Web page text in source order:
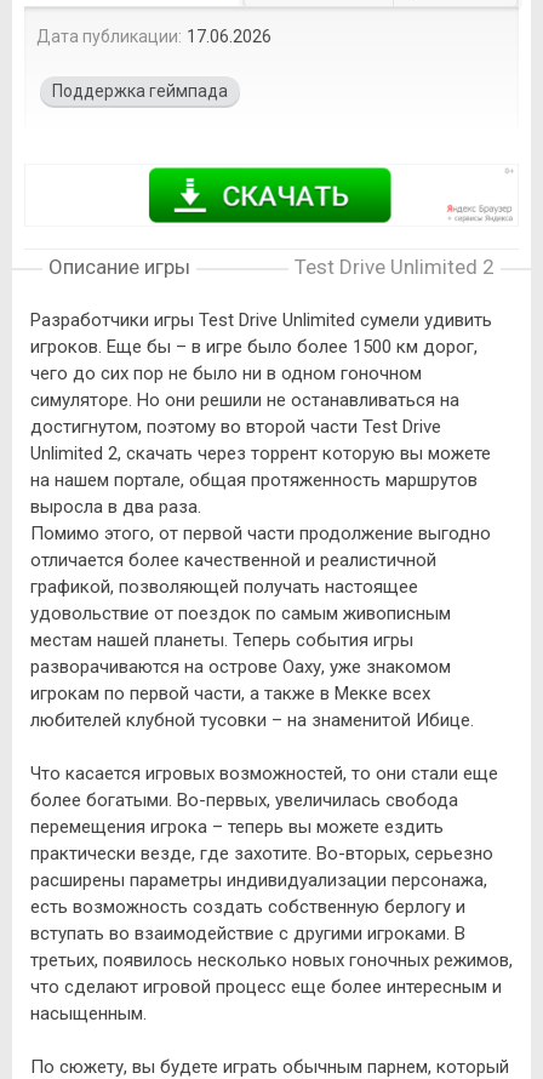
Дата публикации: 17.06.2026
Поддержка геймпада
Описание игры Test Drive Unlimited 2
Разработчики игры Test Drive Unlimited сумели удивить
игроков. Еще бы – в игре было более 1500 км дорог,
чего до сих пор не было ни в одном гоночном
симуляторе. Но они решили не останавливаться на
достигнутом, поэтому во второй части Test Drive
Unlimited 2, скачать через торрент которую вы можете
на нашем портале, общая протяженность маршрутов
выросла в два раза.
Помимо этого, от первой части продолжение выгодно
отличается более качественной и реалистичной
графикой, позволяющей получать настоящее
удовольствие от поездок по самым живописным
местам нашей планеты. Теперь события игры
разворачиваются на острове Оаху, уже знакомом
игрокам по первой части, а также в Мекке всех
любителей клубной тусовки – на знаменитой Ибице.
Что касается игровых возможностей, то они стали еще
более богатыми. Во-первых, увеличилась свобода
перемещения игрока – теперь вы можете ездить
практически везде, где захотите. Во-вторых, серьезно
расширены параметры индивидуализации персонажа,
есть возможность создать собственную берлогу и
вступать во взаимодействие с другими игроками. В
третьих, появилось несколько новых гоночных режимов,
что сделают игровой процесс еще более интересным и
насыщенным.
По сюжету, вы будете играть обычным парнем, который